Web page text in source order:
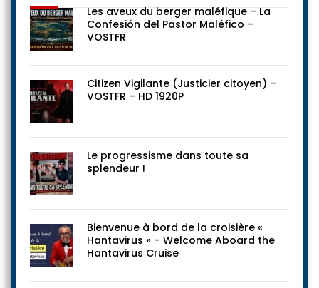
Les aveux du berger maléfique – La
Confesión del Pastor Maléfico –
VOSTFR
Citizen Vigilante (Justicier citoyen) –
VOSTFR – HD 1920P
Le progressisme dans toute sa
splendeur !
Bienvenue à bord de la croisière «
Hantavirus » – Welcome Aboard the
Hantavirus Cruise